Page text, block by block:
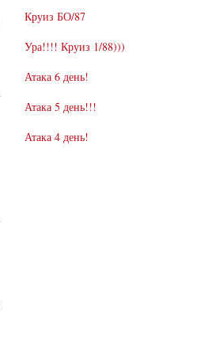
Круиз БО/87
Ура!!!! Круиз 1/88)))
Атака 6 день!
Атака 5 день!!!
Атака 4 день!